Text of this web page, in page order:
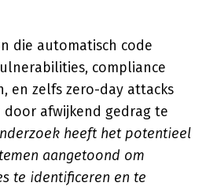
die automatisch code
compliance
en zelfs zero-day attacks
afwijkend gedrag te
heeft het potentieel
aangetoond om
te identificeren en te